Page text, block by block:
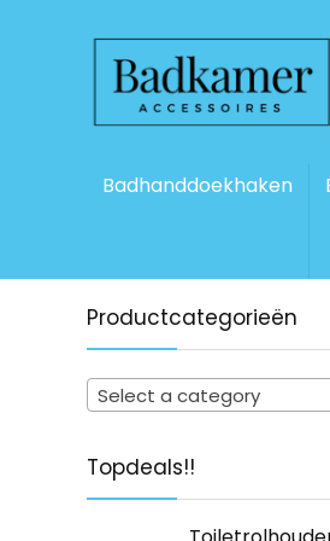
Badhanddoekhaken
Productcategorieën
Select a category
Topdeals!!